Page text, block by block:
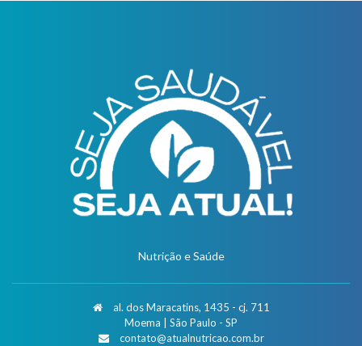
Nutrição e Saúde
al. dos Maracatins, 1435 - cj. 711
Moema | São Paulo - SP
contato@atualnutricao.com.br